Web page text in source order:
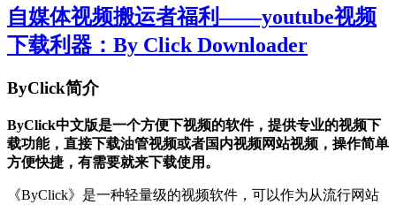
款
免
费
佳
Google
翻
译
替
代
品，
自媒体视频搬运者福利——youtube视频
下载利器：By Click Downloader
ByClick简介
ByClick中文版是一个方便下视频的软件，提供专业的视频下
载功能，直接下载油管视频或者国内视频网站视频，操作简单
方便快捷，有需要就来下载使用。
《ByClick》是一种轻量级的视频软件，可以作为从流行网站